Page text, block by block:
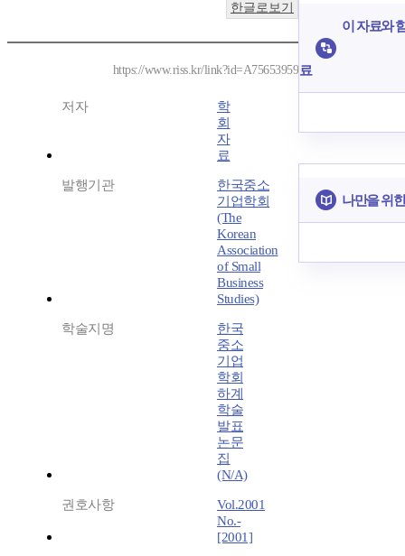
한글로보기
https://www.riss.kr/link?id=A75653959
저자
학
회
자
료
발행기관
한국중소
기업학회
(The
Korean
Association
of Small
Business
Studies)
학술지명
한국
중소
기업
학회
하계
학술
발표
논문
집
(N/A)
권호사항
Vol.2001
No.-
[2001]
이 자료와
료
나만을 위